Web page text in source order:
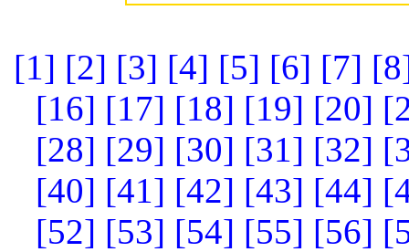
[1] [2] [3] [4] [5] [6] [7]
[16] [17] [18] [19] [20]
[28] [29] [30] [31] [32]
[40] [41] [42] [43] [44]
[52] [53] [54] [55] [56]